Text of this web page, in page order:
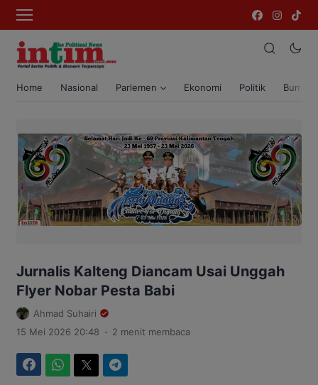
Home Nasional Parlemen Ekonomi Politik Bumi
Jurnalis Kalteng Diancam Usai Unggah
Flyer Nobar Pesta Babi
Ahmad Suhairi
15 Mei 2026 20:48 . 2 menit membaca